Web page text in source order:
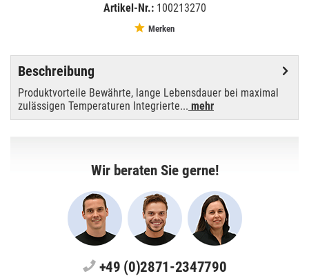
Artikel-Nr.: 100213270
Merken
Beschreibung
Produktvorteile Bewährte, lange Lebensdauer bei maximal
zulässigen Temperaturen Integrierte... mehr
Wir beraten Sie gerne!
+49 (0)2871-2347790